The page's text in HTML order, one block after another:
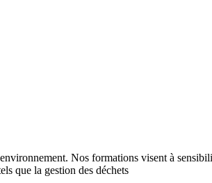
Nos formations visent à
que la gestion des déchets